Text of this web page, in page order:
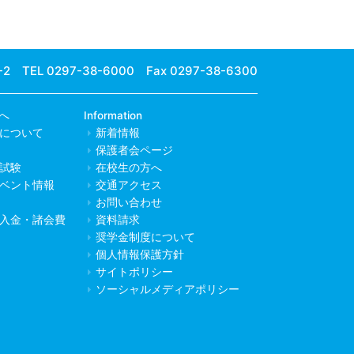
2 TEL 0297-38-6000 Fax 0297-38-6300
ついて
験
ント情報
金・諸会費
Information
新着情報
保護者会ページ
在校生の方へ
交通アクセス
お問い合わせ
資料請求
奨学金制度について
個人情報保護方針
サイトポリシー
ソーシャルメディアポリシー